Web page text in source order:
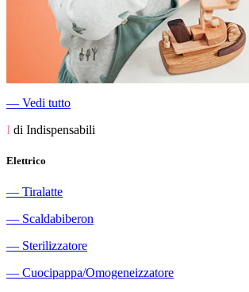
― Vedi tutto
I di Indispensabili
Elettrico
― Tiralatte
― Scaldabiberon
― Sterilizzatore
― Cuocipappa/Omogeneizzatore